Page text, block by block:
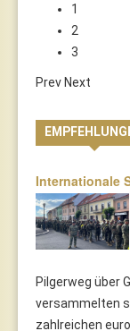
1
2
3
Prev Next
Internationale
Pilgerweg über
versammelten
zahlreichen